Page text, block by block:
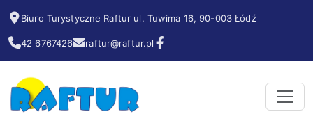
Biuro Turystyczne Raftur ul. Tuwima 16, 90-003 Łódź
42 6767426 raftur@raftur.pl